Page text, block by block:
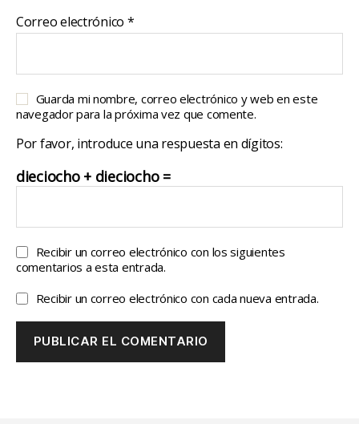
Correo electrónico *
Guarda mi nombre, correo electrónico y web en este
navegador para la próxima vez que comente.
Por favor, introduce una respuesta en dígitos:
dieciocho + dieciocho =
Recibir un correo electrónico con los siguientes
comentarios a esta entrada.
Recibir un correo electrónico con cada nueva entrada.